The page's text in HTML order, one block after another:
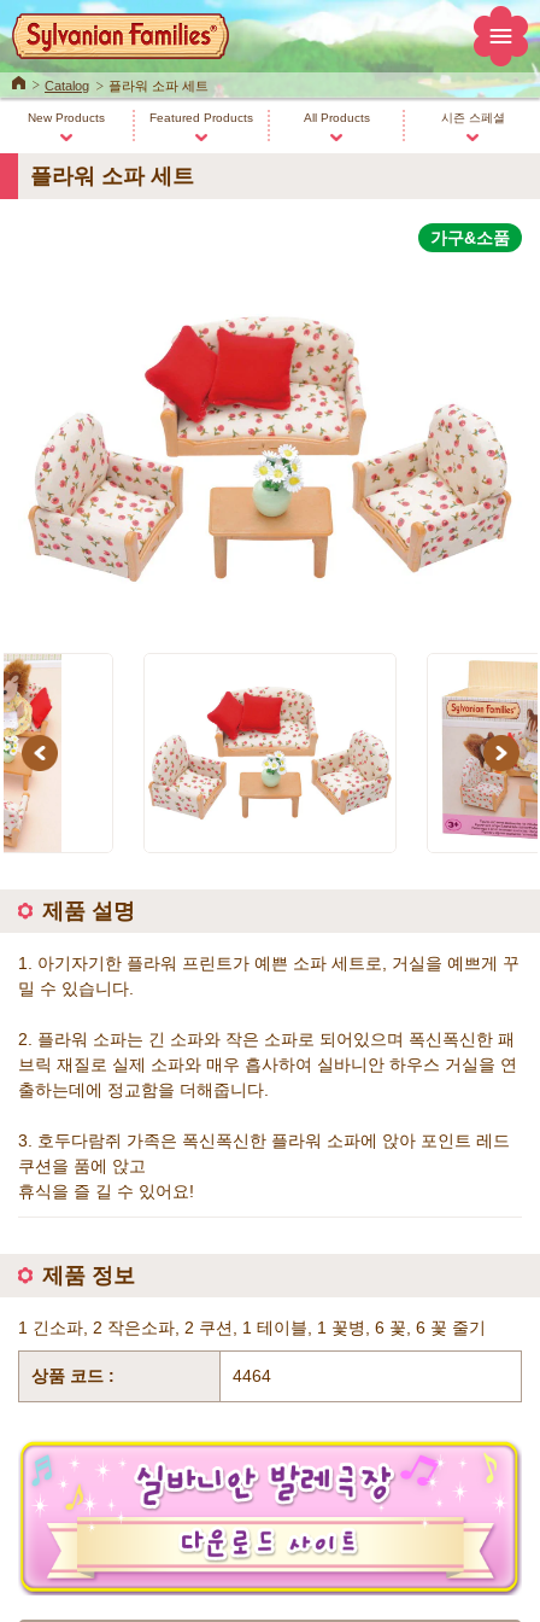
HomeCatalog 플라워 소파 세트
New Products Featured Products All Products 시즌 스페셜
플라워 소파 세트
가구&소품
Previous Next
제품 설명
1. 아기자기한 플라워 프린트가 예쁜 소파 세트로, 거실을 예쁘게 꾸
밀 수 있습니다.
2. 플라워 소파는 긴 소파와 작은 소파로 되어있으며 폭신폭신한 패
브릭 재질로 실제 소파와 매우 흡사하여 실바니안 하우스 거실을 연
출하는데에 정교함을 더해줍니다.
3. 호두다람쥐 가족은 폭신폭신한 플라워 소파에 앉아 포인트 레드
쿠션을 품에 앉고
휴식을 즐 길 수 있어요!
제품 정보
1 긴소파, 2 작은소파, 2 쿠션, 1 테이블, 1 꽃병, 6 꽃, 6 꽃 줄기
상품 코드 : 4464